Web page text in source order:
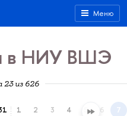
Меню
в НИУ ВШЭ
из 626
1 2 3 4 5 6 7